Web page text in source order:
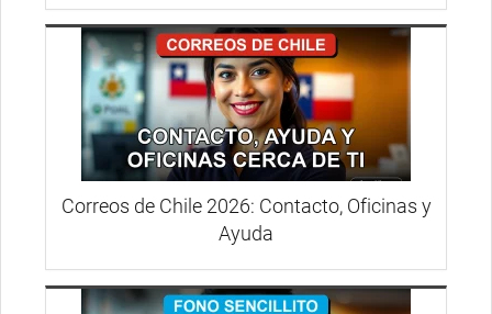
Correos de Chile 2026: Contacto, Oficinas y
Ayuda